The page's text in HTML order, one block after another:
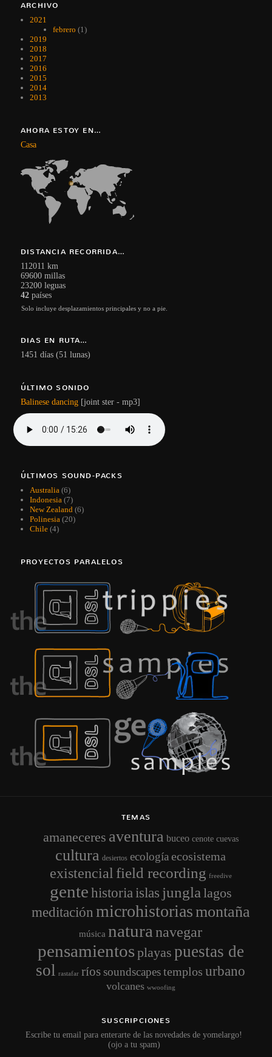
ARCHIVO
2021
febrero (1)
2019
2018
2017
2016
2015
2014
2013
AHORA ESTOY EN…
Casa
DISTANCIA RECORRIDA…
112011 km
69600 millas
23200 leguas
42 países
Solo incluye desplazamientos principales y no a pie.
DIAS EN RUTA…
1451 días (51 lunas)
ÚLTIMO SONIDO
Balinese dancing [joint ster - mp3]
ÚLTIMOS SOUND-PACKS
Australia (6)
Indonesia (7)
New Zealand (6)
Polinesia (20)
Chile (4)
PROYECTOS PARALELOS
TEMAS
amaneceres aventura buceo cenote cuevas
cultura desiertos ecología ecosistema
existencial field recording freedive
gentehistoriaislas jungla lagos
meditación microhistoriasmontaña
música natura navegar
pensamientos playas puestas de
sol rastafar ríos soundscapestemplos urbano
volcanes wwoofing
SUSCRIPCIONES
Escribe tu email para enterarte de las novedades de yomelargo!
(ojo a tu spam)